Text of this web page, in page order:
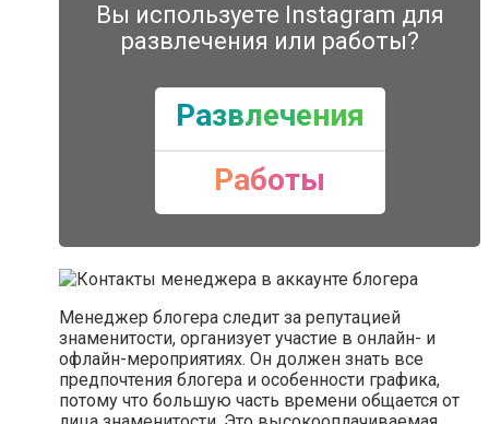
Вы используете Instagram для
развлечения или работы?
Развлечения
Работы
Менеджер блогера следит за репутацией
знаменитости, организует участие в онлайн- и
офлайн-мероприятиях. Он должен знать все
предпочтения блогера и особенности графика,
потому что большую часть времени общается от